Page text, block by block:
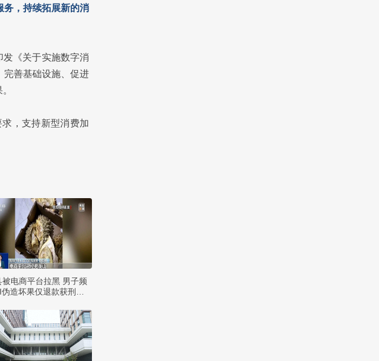
务，持续拓展新的消
《关于实施数字消
完善基础设施、促进
，支持新型消费加
被电商平台拉黑 男子频
造坏果仅退款获刑一